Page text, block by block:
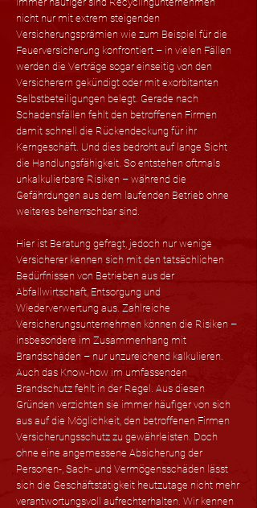
nicht nur mit extrem steigenden
Versicherungsprämien wie zum Beispiel für die
Feuerversicherung konfrontiert – in vielen Fällen
werden die Verträge sogar einseitig von den
Versicherern gekündigt oder mit exorbitanten
Selbstbeteiligungen belegt. Gerade nach
Schadensfällen fehlt den betroffenen Firmen
damit schnell die Rückendeckung für ihr
Kerngeschäft. Und dies bedroht auf lange Sicht
die Handlungsfähigkeit. So entstehen oftmals
unkalkulierbare Risiken – während die
Gefährdungen aus dem laufenden Betrieb ohne
weiteres beherrschbar sind.
Hier ist Beratung gefragt, jedoch nur wenige
Versicherer kennen sich mit den tatsächlichen
Bedürfnissen von Betrieben aus der
Abfallwirtschaft, Entsorgung und
Wiederverwertung aus. Zahlreiche
Versicherungsunternehmen können die Risiken –
insbesondere im Zusammenhang mit
Brandschäden – nur unzureichend kalkulieren.
Auch das Know-how im umfassenden
Brandschutz fehlt in der Regel. Aus diesen
Gründen verzichten sie immer häufiger von sich
aus auf die Möglichkeit, den betroffenen Firmen
Versicherungsschutz zu gewährleisten. Doch
ohne eine angemessene Absicherung der
Personen-, Sach- und Vermögensschäden lässt
sich die Geschäftstätigkeit heutzutage nicht mehr
verantwortungsvoll aufrechterhalten. Wir kennen